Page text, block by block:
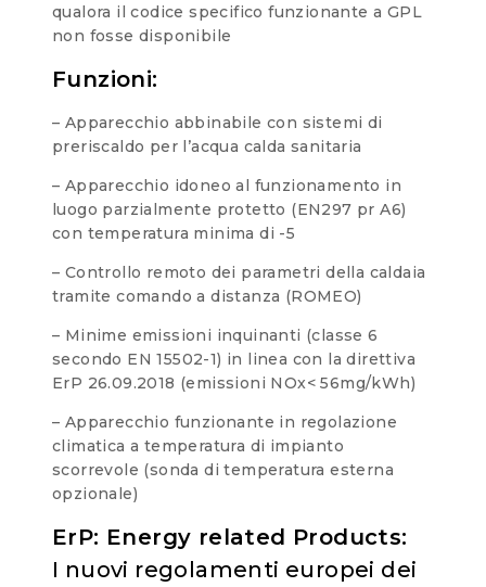
qualora il codice specifico funzionante a GPL
non fosse disponibile
Funzioni:
– Apparecchio abbinabile con sistemi di
preriscaldo per l’acqua calda sanitaria
– Apparecchio idoneo al funzionamento in
luogo parzialmente protetto (EN297 pr A6)
con temperatura minima di -5
– Controllo remoto dei parametri della caldaia
tramite comando a distanza (ROMEO)
– Minime emissioni inquinanti (classe 6
secondo EN 15502-1) in linea con la direttiva
ErP 26.09.2018 (emissioni NOx< 56mg/kWh)
– Apparecchio funzionante in regolazione
climatica a temperatura di impianto
scorrevole (sonda di temperatura esterna
opzionale)
ErP: Energy related Products:
I nuovi regolamenti europei dei